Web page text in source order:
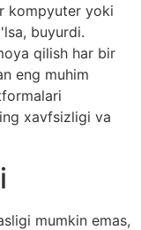
kompyuter yoki
buyurdi.
qilish har bir
eng muhim
xavfsizligi va
mumkin emas,